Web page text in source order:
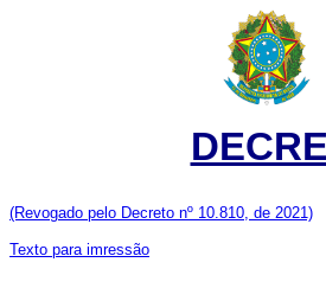
(Revogado pelo Decreto nº 10.810, de 2021)
Texto para imressão